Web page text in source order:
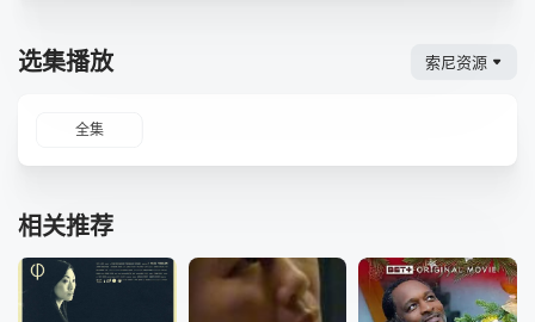
选集播放 索尼资源
全集
相关推荐